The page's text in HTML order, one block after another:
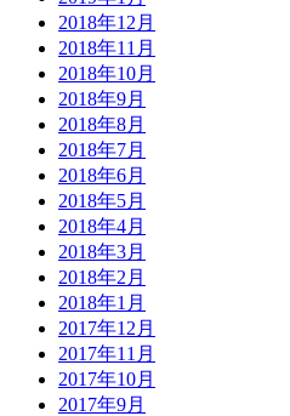
2018年12月
2018年11月
2018年10月
2018年9月
2018年8月
2018年7月
2018年6月
2018年5月
2018年4月
2018年3月
2018年2月
2018年1月
2017年12月
2017年11月
2017年10月
2017年9月